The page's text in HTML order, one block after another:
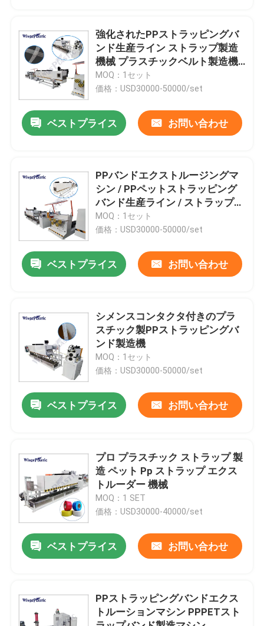
プロダクト
私達について
工場旅行
私達に連絡しなさい
プラスチック管の押出機機械
プラスチック管の放出ライン
HDPEの管の押出機機械
強化されたPPストラッピングバ
ンド生産ライン ストラップ製造
機械 プラスチックベルト製造機
械
MOQ：1セット
価格：USD30000-50000/set
ベストプライス お問い合わせ
PPバンドエクストルージングマ
シン / PPペットストラッピング
バンド生産ライン / ストラップ製
造マシン
MOQ：1セット
価格：USD30000-50000/set
ベストプライス お問い合わせ
シメンスコンタクタ付きのプラ
スチック製PPストラッピングバ
ンド製造機
MOQ：1セット
価格：USD30000-50000/set
ベストプライス お問い合わせ
プロ プラスチック ストラップ 製
造 ペット Pp ストラップ エクス
トルーダー 機械
MOQ：1 SET
価格：USD30000-40000/set
ベストプライス お問い合わせ
PPストラッピングバンドエクス
トルーションマシン PPPETスト